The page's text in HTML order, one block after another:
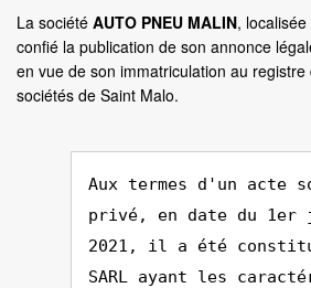
La société AUTO PNEU MALIN,
confié la publication de son annonce
en vue de son immatriculation au
sociétés de Saint Malo.
Aux termes d'un acte
privé, en date du 1er
2021, il a été
SARL ayant les